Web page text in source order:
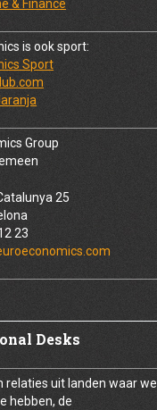
& Finance
is ook sport:
Sport
Group
25
23
Desks
relaties uit landen waar we
hebben, de